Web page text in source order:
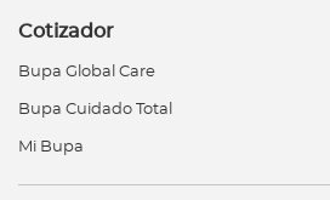
Cotizador
Bupa Global Care
Bupa Cuidado Total
Mi Bupa